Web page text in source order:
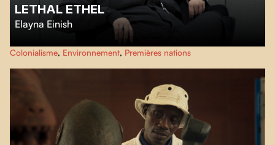
LETHAL ETHEL
Elayna Einish
Ethel Mortelleest un documentaire fictif mêlant horreur et humour,
retraçant l'histoire d'une vampire naskapie qui tue pour protéger sa terre et
sa culture.
Colonialisme, Environnement, Premières nations